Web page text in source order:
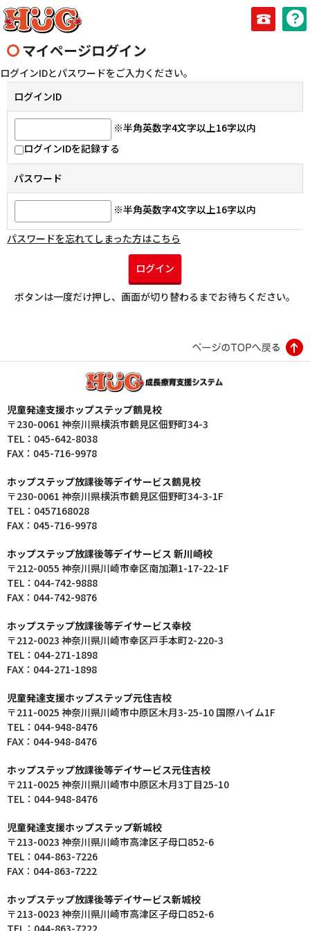
マイページログイン
ログインIDとパスワードをご入力ください。
ログインID
※半角英数字4文字以上16字以内
ログインIDを記録する
パスワード
※半角英数字4文字以上16字以内
パスワードを忘れてしまった方はこちら
ログイン
ボタンは一度だけ押し、画面が切り替わるまでお待ちください。
児童発達支援ホップステップ鶴見校
〒230-0061 神奈川県横浜市鶴見区佃野町34-3
TEL：045-642-8038
FAX：045-716-9978
ホップステップ放課後等デイサービス鶴見校
〒230-0061 神奈川県横浜市鶴見区佃野町34-3-1F
TEL：0457168028
FAX：045-716-9978
ホップステップ放課後等デイサービス 新川崎校
〒212-0055 神奈川県川崎市幸区南加瀬1-17-22-1F
TEL：044-742-9888
FAX：044-742-9876
ホップステップ放課後等デイサービス幸校
〒212-0023 神奈川県川崎市幸区戸手本町2-220-3
TEL：044-271-1898
FAX：044-271-1898
児童発達支援ホップステップ元住吉校
〒211-0025 神奈川県川崎市中原区木月3-25-10 国際ハイム1F
TEL：044-948-8476
FAX：044-948-8476
ホップステップ放課後等デイサービス元住吉校
〒211-0025 神奈川県川崎市中原区木月3丁目25-10
TEL：044-948-8476
児童発達支援ホップステップ新城校
〒213-0023 神奈川県川崎市高津区子母口852-6
TEL：044-863-7226
FAX：044-863-7222
ホップステップ放課後等デイサービス新城校
〒213-0023 神奈川県川崎市高津区子母口852-6
TEL：044-863-7222